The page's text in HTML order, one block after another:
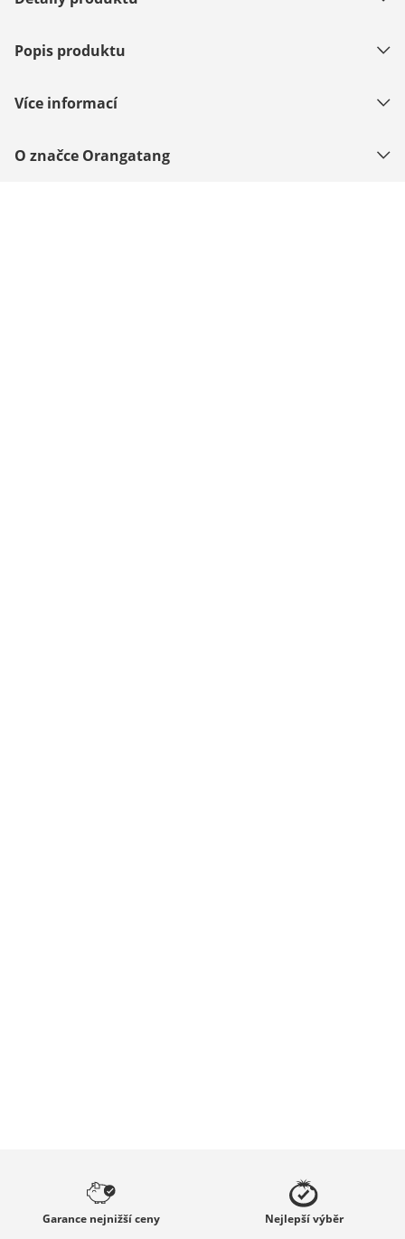
Popis produktu
Více informací
O značce Orangatang
Garance nejnižší ceny Nejlepšívýběr